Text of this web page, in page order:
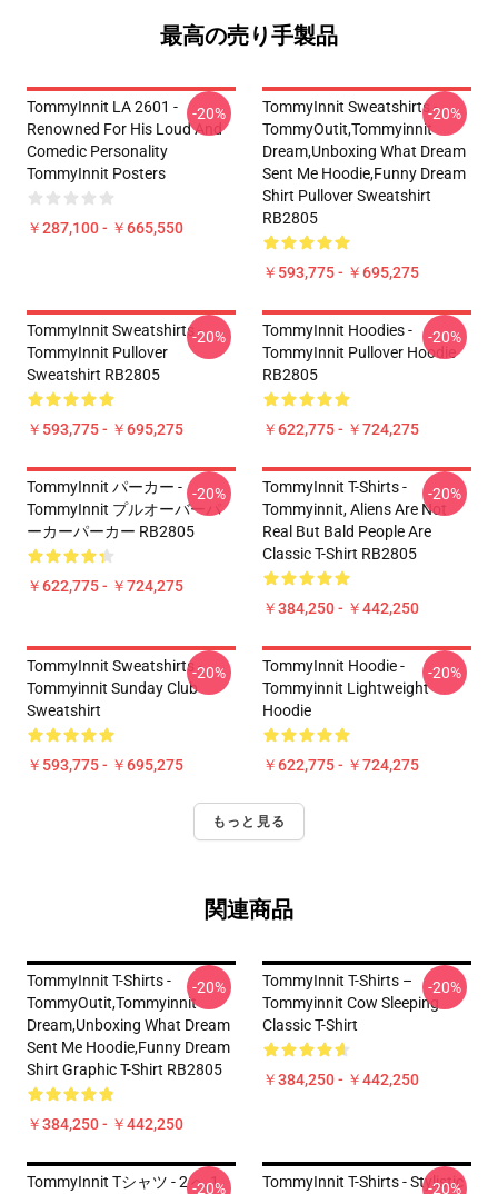
最高の売り手製品
TommyInnit LA 2601 -
Renowned For His Loud And
Comedic Personality
TommyInnit Posters
￥287,100 - ￥665,550
-20%
TommyInnit Sweatshirts -
TommyOutit,Tommyinnit
Dream,Unboxing What Dream
Sent Me Hoodie,funny Dream
Shirt Pullover Sweatshirt
RB2805
￥593,775 - ￥695,275
-20%
TommyInnit Sweatshirts -
TommyInnit Pullover
Sweatshirt RB2805
￥593,775 - ￥695,275
-20%
TommyInnit Hoodies -
TommyInnit Pullover Hoodie
RB2805
￥622,775 - ￥724,275
-20%
TommyInnit パーカー -
TommyInnit プルオーバーパ
ーカーパーカー RB2805
￥622,775 - ￥724,275
-20%
TommyInnit T-Shirts -
Tommyinnit, Aliens Are Not
Real But Bald People Are
Classic T-Shirt RB2805
￥384,250 - ￥442,250
-20%
TommyInnit Sweatshirts -
Tommyinnit Sunday Club
Sweatshirt
￥593,775 - ￥695,275
-20%
TommyInnit Hoodie -
Tommyinnit Lightweight
Hoodie
￥622,775 - ￥724,275
-20%
もっと見る
関連商品
TommyInnit T-Shirts -
TommyOutit,Tommyinnit
Dream,Unboxing What Dream
Sent Me Hoodie,funny Dream
Shirt Graphic T-Shirt RB2805
￥384,250 - ￥442,250
-20%
TommyInnit T-Shirts –
Tommyinnit Cow Sleeping
Classic T-Shirt
￥384,250 - ￥442,250
-20%
TommyInnit Tシャツ - 2 へ 1
-20%
TommyInnit T-Shirts - Stylistic
-20%